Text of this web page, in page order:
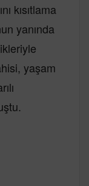
kısıtlama
yanında
yaşam